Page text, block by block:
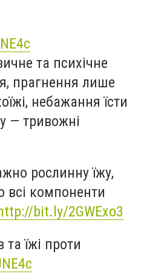
та психічне
прагнення лише
небажання їсти
— тривожні
рослинну їжу,
всі компоненти
http://bit.ly/2GWExo3
та їжі проти